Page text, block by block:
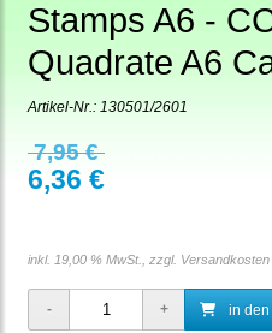
Stamps A6 -
Quadrate A6
Artikel-Nr.: 130501/2601
7,95 €
6,36 €
inkl. 19,00 % MwSt., zzgl. Versandkosten
in den